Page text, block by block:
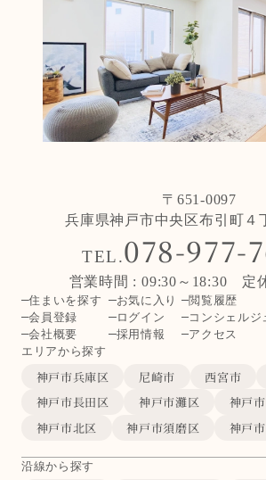
〒651-0097
兵庫県神戸市中央区布引町４
TEL.078-977-
営業時間 : 09:30～18:30 定
住まいを探す お気に入り
閲覧履歴
会員登録
ログイン
コンシェルジ
会社概要
採用情報
アクセス
エリアから探す
神戸市兵庫区 尼崎市 西宮市
神戸市長田区
神戸市灘区
神戸
神戸市北区
神戸市須磨区 神戸
沿線から探す